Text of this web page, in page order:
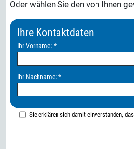
Oder wählen Sie den von Ihnen
Ihre Kontaktdaten
Ihr Vorname:*
Ihr Nachname:*
Sie erklären sich damit einverstanden,